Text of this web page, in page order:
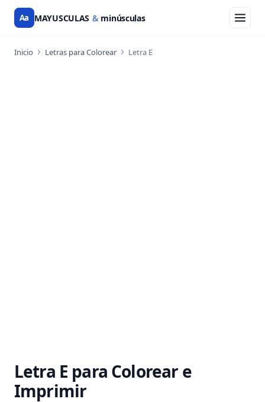
Aa MAYUSCULAS & minúsculas
Inicio Letras para Colorear Letra E
Letra E para Colorear e
Imprimir